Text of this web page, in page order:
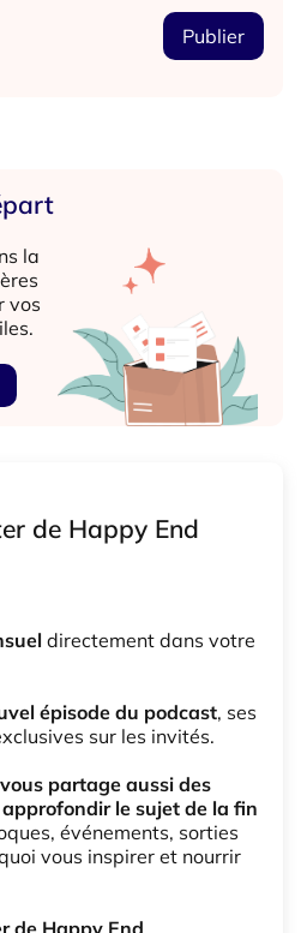
la
vos
de Happy End
directement dans votre
épisode du podcast, ses
sur les invités.
partage aussi des
le sujet de la fin
événements, sorties
vous inspirer et nourrir
de Happy End